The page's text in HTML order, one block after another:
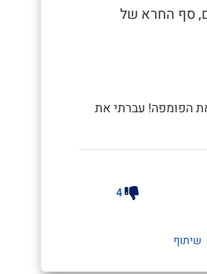
סף החרא של
הפומפה! עברתי את
4
שיתוף